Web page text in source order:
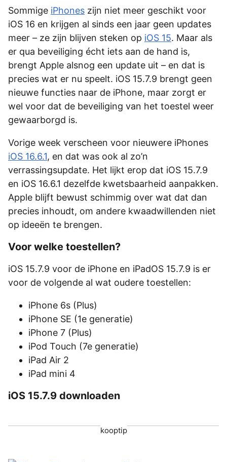
Sommige iPhones zijn niet meer geschikt voor
iOS 16 en krijgen al sinds een jaar geen updates
meer – ze zijn blijven steken op iOS 15. Maar als
er qua beveiliging écht iets aan de hand is,
brengt Apple alsnog een update uit – en dat is
precies wat er nu speelt. iOS 15.7.9 brengt geen
nieuwe functies naar de iPhone, maar zorgt er
wel voor dat de beveiliging van het toestel weer
gewaarborgd is.
Vorige week verscheen voor nieuwere iPhones
iOS 16.6.1, en dat was ook al zo’n
verrassingsupdate. Het lijkt erop dat iOS 15.7.9
en iOS 16.6.1 dezelfde kwetsbaarheid aanpakken.
Apple blijft bewust schimmig over wat dat dan
precies inhoudt, om andere kwaadwillenden niet
op ideeën te brengen.
Voor welke toestellen?
iOS 15.7.9 voor de iPhone en iPadOS 15.7.9 is er
voor de volgende al wat oudere toestellen:
iPhone 6s (Plus)
iPhone SE (1e generatie)
iPhone 7 (Plus)
iPod Touch (7e generatie)
iPad Air 2
iPad mini 4
iOS 15.7.9 downloaden
kooptip